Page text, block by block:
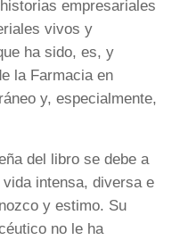
empresariales
vivos y
ha sido, es, y
la Farmacia en
y, especialmente,
del libro se debe a
intensa, diversa e
y estimo. Su
no le ha